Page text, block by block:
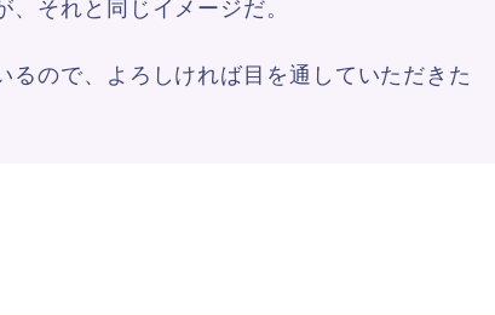
それと同じイメージだ。
るので、よろしければ目を通していただきた